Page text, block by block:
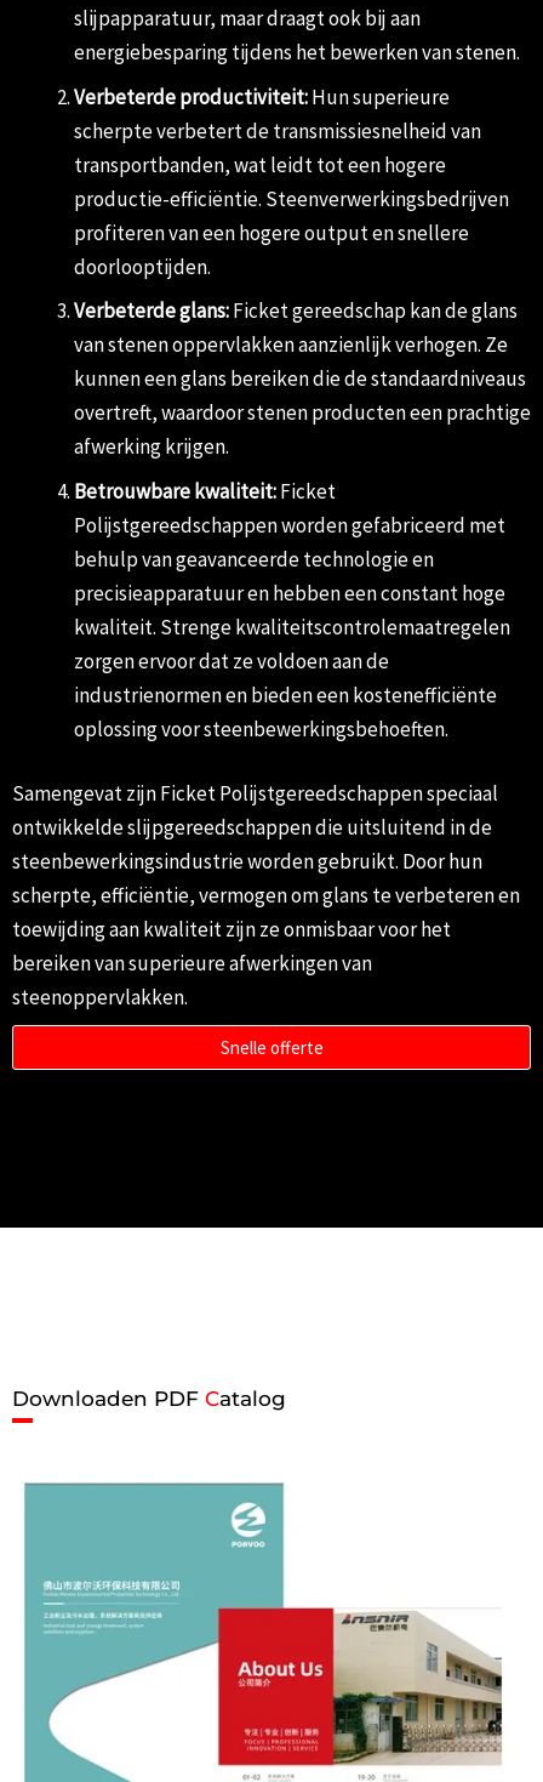
slijpapparatuur, maar draagt ook bij aan
energiebesparing tijdens het bewerken van stenen.
Verbeterde productiviteit:Hun superieure
scherpte verbetert de transmissiesnelheid van
transportbanden, wat leidt tot een hogere
productie-efficiëntie. Steenverwerkingsbedrijven
profiteren van een hogere output en snellere
doorlooptijden.
Verbeterde glans:Ficket gereedschap kan de glans
van stenen oppervlakken aanzienlijk verhogen. Ze
kunnen een glans bereiken die de standaardniveaus
overtreft, waardoor stenen producten een prachtige
afwerking krijgen.
Betrouwbare kwaliteit:Ficket
Polijstgereedschappen worden gefabriceerd met
behulp van geavanceerde technologie en
precisieapparatuur en hebben een constant hoge
kwaliteit. Strenge kwaliteitscontrolemaatregelen
zorgen ervoor dat ze voldoen aan de
industrienormen en bieden een kostenefficiënte
oplossing voor steenbewerkingsbehoeften.
Samengevat zijn Ficket Polijstgereedschappen speciaal
ontwikkelde slijpgereedschappen die uitsluitend in de
steenbewerkingsindustrie worden gebruikt. Door hun
scherpte, efficiëntie, vermogen om glans te verbeteren en
toewijding aan kwaliteit zijn ze onmisbaar voor het
bereiken van superieure afwerkingen van
steenoppervlakken.
Snelle offerte
Downloaden PDF Catalog